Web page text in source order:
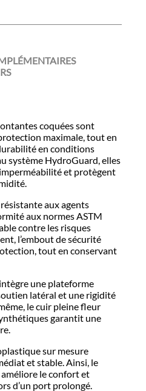
coquées sont
maximale, tout en
en conditions
système HydroGuard, elles
et protègent
aux agents
aux normes ASTM
contre les risques
l’embout de sécurité
tout en conservant
une plateforme
latéral et une rigidité
le cuir pleine fleur
garantit une
sur mesure
et stable. Ainsi, le
le confort et
d’un port prolongé.